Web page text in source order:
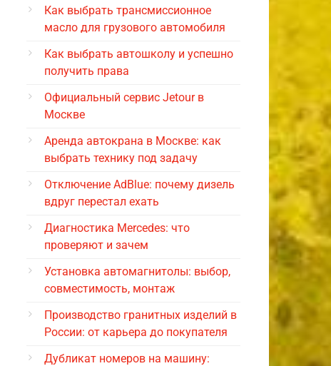
Как выбрать трансмиссионное
масло для грузового автомобиля
Как выбрать автошколу и успешно
получить права
Официальный сервис Jetour в
Москве
Аренда автокрана в Москве: как
выбрать технику под задачу
Отключение AdBlue: почему дизель
вдруг перестал ехать
Диагностика Mercedes: что
проверяют и зачем
Установка автомагнитолы: выбор,
совместимость, монтаж
Производство гранитных изделий в
России: от карьера до покупателя
Дубликат номеров на машину: